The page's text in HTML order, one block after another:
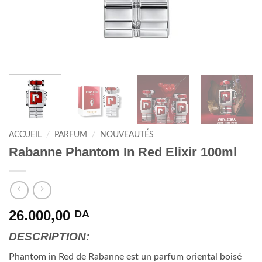
ACCUEIL / PARFUM / NOUVEAUTÉS
Rabanne Phantom In Red Elixir 100ml
26.000,00 DA
DESCRIPTION:
Phantom in Red de Rabanne est un parfum oriental boisé